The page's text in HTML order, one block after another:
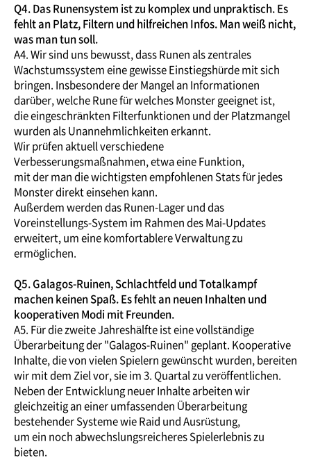
Q4. Das Runensystem ist zu komplex und unpraktisch. Es
fehlt an Platz, Filtern und hilfreichen Infos. Man weiß nicht,
was man tun soll.
A4. Wir sind uns bewusst, dass Runen als zentrales
Wachstumssystem eine gewisse Einstiegshürde mit sich
bringen. Insbesondere der Mangel an Informationen
darüber, welche Rune für welches Monster geeignet ist,
die eingeschränkten Filterfunktionen und der Platzmangel
wurden als Unannehmlichkeiten erkannt.
Wir prüfen aktuell verschiedene
Verbesserungsmaßnahmen, etwa eine Funktion,
mit der man die wichtigsten empfohlenen Stats für jedes
Monster direkt einsehen kann.
Außerdem werden das Runen-Lager und das
Voreinstellungs-System im Rahmen des Mai-Updates
erweitert, um eine komfortablere Verwaltung zu
ermöglichen.
Q5. Galagos-Ruinen, Schlachtfeld und Totalkampf
machen keinen Spaß. Es fehlt an neuen Inhalten und
kooperativen Modi mit Freunden.
A5. Für die zweite Jahreshälfte ist eine vollständige
Überarbeitung der "Galagos-Ruinen" geplant. Kooperative
Inhalte, die von vielen Spielern gewünscht wurden, bereiten
wir mit dem Ziel vor, sie im 3. Quartal zu veröffentlichen.
Neben der Entwicklung neuer Inhalte arbeiten wir
gleichzeitig an einer umfassenden Überarbeitung
bestehender Systeme wie Raid und Ausrüstung,
um ein noch abwechslungsreicheres Spielerlebnis zu
bieten.